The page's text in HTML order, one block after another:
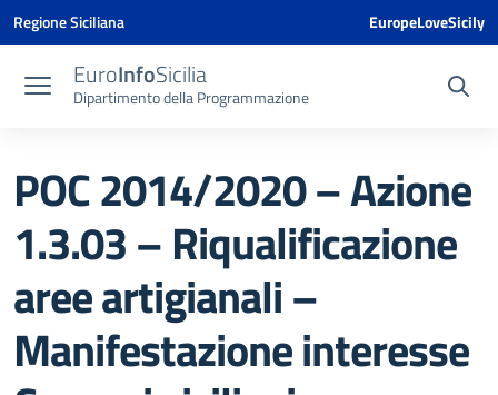
Vai ai contenuti
Vai al menu di navigazione
Vai al footer
Vai al banner delle Cookie Policy
Regione Siciliana EuropeLoveSicily
EuroInfoSicilia
Dipartimento della Programmazione
POC 2014/2020 – Azione
1.3.03 – Riqualificazione
aree artigianali –
Manifestazione interesse